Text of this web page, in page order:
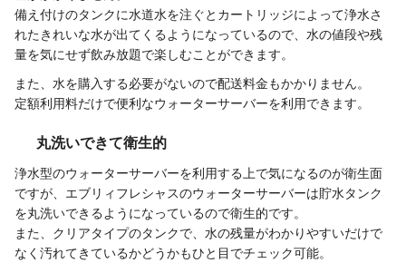
備え付けのタンクに水道水を注ぐとカートリッジによって浄水さ
れたきれいな水が出てくるようになっているので、水の値段や残
量を気にせず飲み放題で楽しむことができます。
また、水を購入する必要がないので配送料金もかかりません。
定額利用料だけで便利なウォーターサーバーを利用できます。
丸洗いできて衛生的
浄水型のウォーターサーバーを利用する上で気になるのが衛生面
ですが、エブリィフレシャスのウォーターサーバーは貯水タンク
を丸洗いできるようになっているので衛生的です。
また、クリアタイプのタンクで、水の残量がわかりやすいだけで
なく汚れてきているかどうかもひと目でチェック可能。